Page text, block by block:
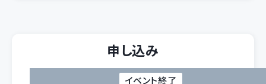
申し込み
イベント終了